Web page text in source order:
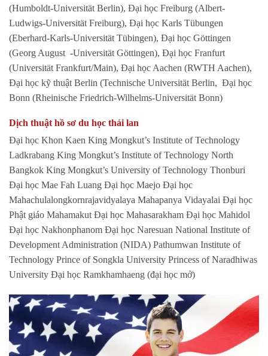
(Humboldt-Universität Berlin), Đại học Freiburg (Albert-
Ludwigs-Universität Freiburg), Đại học Karls Tübungen
(Eberhard-Karls-Universität Tübingen), Đại học Göttingen
(Georg August -Universität Göttingen), Đại học Franfurt
(Universität Frankfurt/Main), Đại học Aachen (RWTH Aachen),
Đại học kỹ thuật Berlin (Technische Universität Berlin, Đại học
Bonn (Rheinische Friedrich-Wilhelms-Universität Bonn)
Dịch thuật hồ sơ du học thái lan
Đại học Khon Kaen King Mongkut’s Institute of Technology
Ladkrabang King Mongkut’s Institute of Technology North
Bangkok King Mongkut’s University of Technology Thonburi
Đại học Mae Fah Luang Đại học Maejo Đại học
Mahachulalongkornrajavidyalaya Mahapanya Vidayalai Đại học
Phật giáo Mahamakut Đại học Mahasarakham Đại học Mahidol
Đại học Nakhonphanom Đại học Naresuan National Institute of
Development Administration (NIDA) Pathumwan Institute of
Technology Prince of Songkla University Princess of Naradhiwas
University Đại học Ramkhamhaeng (đại học mở)